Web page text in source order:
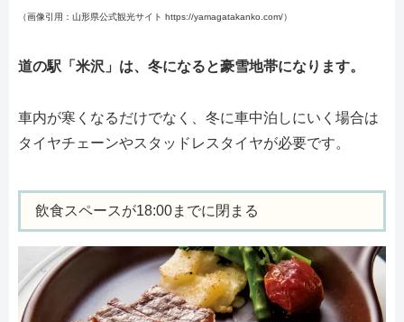
（画像引用：山形県公式観光サイト https://yamagatakanko.com/）
道の駅「米沢」は、冬になると豪雪地帯になります。
車内が寒くなるだけでなく、冬に車中泊しにいく場合は
タイヤチェーンやスタッドレスタイヤが必要です。
飲食スペースが18:00までに閉まる